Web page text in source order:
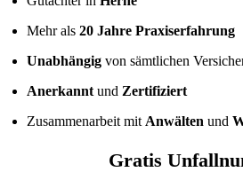
Mehr als20 Jahre Praxiserfahrung
Unabhängigvon sämtlichen
Anerkanntund Zertifiziert
Zusammenarbeit mit Anwältenund
Gratis